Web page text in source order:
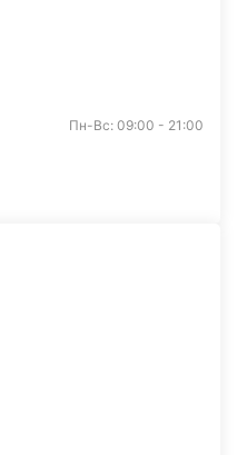
Пн-Вс: 09:00 - 21:00